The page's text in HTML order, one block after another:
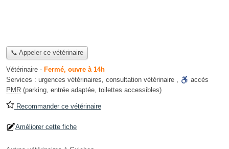
📞 Appeler ce vétérinaire
Vétérinaire - Fermé, ouvre à 14h
Services : urgences vétérinaires, consultation vétérinaire ,
accès
PMR (parking, entrée adaptée, toilettes accessibles)
Recommander ce vétérinaire
Améliorer cette fiche